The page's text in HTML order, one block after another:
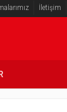
İletişim